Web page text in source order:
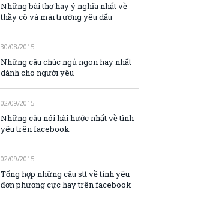
Những bài thơ hay ý nghĩa nhất về
thầy cô và mái trường yêu dấu
30/08/2015
Những câu chúc ngủ ngon hay nhất
dành cho người yêu
02/09/2015
Những câu nói hài hước nhất về tình
yêu trên facebook
02/09/2015
Tổng hợp những câu stt về tình yêu
đơn phương cực hay trên facebook